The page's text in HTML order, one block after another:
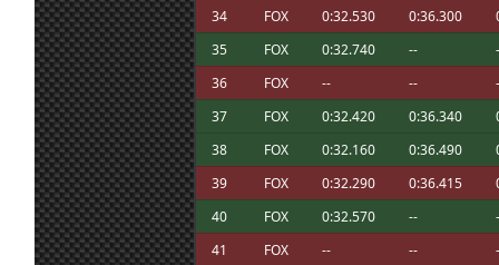
14 jul. 6:28
menjacocs Madre mia... que mierda de carrera me
8 jul. 22:46 loopingz
podido pasar después de quemar las
se...
7 jul. 7:28
JMiquel: Buff, mejor. Se pasa mal con dolor de
7 jul. 6:03 Marcos Z.
si se quita la infección. He visto que l
escasa, Looping primero
6 jul. 22:05
loopingz: Ánimo Marcos sobre todo para tu hijo!
6 jul. 20:19
System01.54 :
Entonces buena carrera a todos, y
aquellos que van a ver
34
FOX 0:32.530 0:36.300
35
FOX 0:32.740 --
36
FOX -- --
37
FOX 0:32.420 0:36.340
38
FOX 0:32.160 0:36.490
39
FOX 0:32.290 0:36.415
40
FOX 0:32.570 --
41
FOX -- --